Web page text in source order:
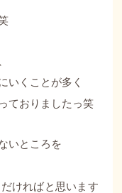
いくことが多く
ておりましたっ笑
いところを
ければと思います